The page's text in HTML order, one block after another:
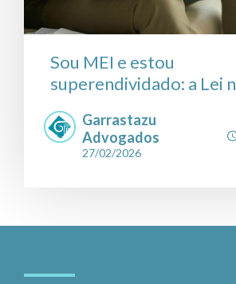
Sou MEI e estou
superendividado: a Lei
Garrastazu
Advogados
27/02/2026